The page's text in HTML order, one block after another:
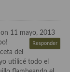
on 11 mayo, 2013
Responder
del
utilicé todo el